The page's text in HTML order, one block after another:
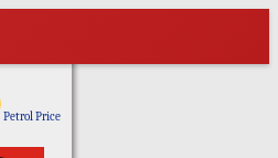
Petrol Price